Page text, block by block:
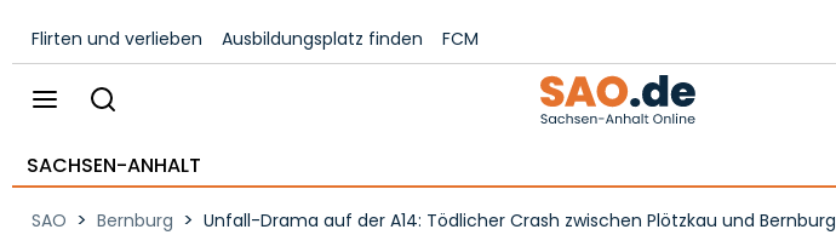
Flirten und verlieben Ausbildungsplatz finden FCM
SACHSEN-ANHALT
SAO > Bernburg > Unfall-Drama auf der A14: Tödlicher Crash zwischen Plötzkau und Bernburg